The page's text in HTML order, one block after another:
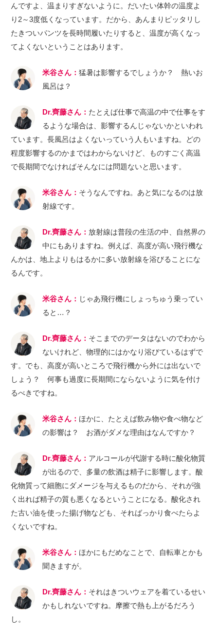
んですよ、温まりすぎないように。だいたい体幹の温度よ
り2～3度低くなっています。だから、あんまりピッタリし
たきついパンツを長時間履いたりすると、温度が高くなっ
てよくないということはあります。
米谷さん：猛暑は影響するでしょうか？ 熱いお
風呂は？
Dr.齊藤さん： たとえば仕事で高温の中で仕事をす
るような場合は、影響するんじゃないかといわれ
ています。長風呂はよくないっていう人もいますね。どの
程度影響するのかまではわからないけど、ものすごく高温
で長期間でなければそんなには問題ないと思います。
米谷さん： そうなんですね。あと気になるのは放
射線です。
Dr.齊藤さん： 放射線は普段の生活の中、自然界の
中にもありますね。例えば、高度が高い飛行機な
んかは、地上よりもはるかに多い放射線を浴びることにな
るんです。
米谷さん： じゃあ飛行機にしょっちゅう乗ってい
ると…？
Dr.齊藤さん： そこまでのデータはないのでわから
ないけれど、物理的にはかなり浴びているはずで
す。でも、高度が高いところで飛行機から外には出ないで
しょう？ 何事も過度に長期間にならないように気を付け
るべきですね。
米谷さん：ほかに、たとえば飲み物や食べ物など
の影響は？ お酒がダメな理由はなんですか？
Dr.齊藤さん： アルコールが代謝する時に酸化物質
が出るので、多量の飲酒は精子に影響します。酸
化物質って細胞にダメージを与えるものだから、それが強
く出れば精子の質も悪くなるということになる。酸化され
た古い油を使った揚げ物なども、そればっかり食べたらよ
くないですね。
米谷さん：ほかにもだめなことで、自転車とかも
聞きますが。
Dr.齊藤さん： それはきついウェアを着ているせい
かもしれないですね。摩擦で熱も上がるだろう
し。